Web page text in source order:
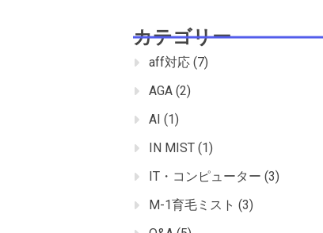
カテゴリー
aff対応 (7)
AGA (2)
AI (1)
IN MIST (1)
IT・コンピューター (3)
M-1育毛ミスト (3)